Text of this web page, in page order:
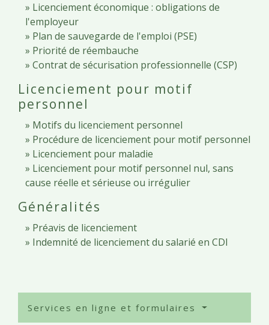
Licenciement économique : obligations de
l'employeur
Plan de sauvegarde de l'emploi (PSE)
Priorité de réembauche
Contrat de sécurisation professionnelle (CSP)
Licenciement pour motif
personnel
Motifs du licenciement personnel
Procédure de licenciement pour motif personnel
Licenciement pour maladie
Licenciement pour motif personnel nul, sans
cause réelle et sérieuse ou irrégulier
Généralités
Préavis de licenciement
Indemnité de licenciement du salarié en CDI
Services en ligne et formulaires